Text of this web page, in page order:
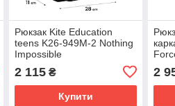
Рюкзак Kite Education
teens K26-949M-2 Nothing
Impossible
2 115₴
Купити
2